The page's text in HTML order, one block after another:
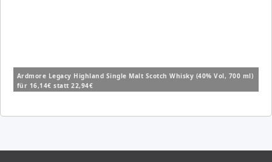
Ardmore Legacy Highland Single Malt Scotch Whisky (40% Vol, 700 ml)
für 16,14€ statt 22,94€